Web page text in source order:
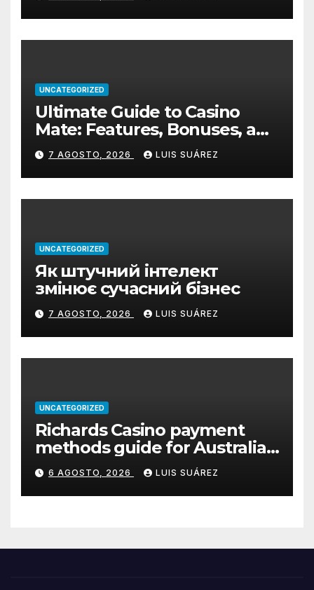
UNCATEGORIZED
Ultimate Guide to Casino
Mate: Features, Bonuses, and
How to Get Started
7 AGOSTO, 2026 LUIS SUÁREZ
UNCATEGORIZED
Як штучний інтелект
змінює сучасний бізнес
7 AGOSTO, 2026 LUIS SUÁREZ
UNCATEGORIZED
Richards Casino payment
methods guide for Australian
players
6 AGOSTO, 2026 LUIS SUÁREZ